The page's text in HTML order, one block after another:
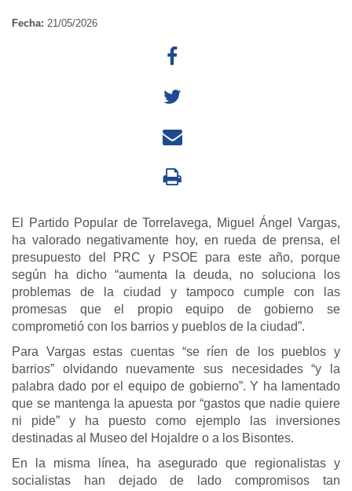
Fecha: 21/05/2026
El Partido Popular de Torrelavega, Miguel Ángel Vargas,
ha valorado negativamente hoy, en rueda de prensa, el
presupuesto del PRC y PSOE para este año, porque
según ha dicho “aumenta la deuda, no soluciona los
problemas de la ciudad y tampoco cumple con las
promesas que el propio equipo de gobierno se
comprometió con los barrios y pueblos de la ciudad”.
Para Vargas estas cuentas “se ríen de los pueblos y
barrios” olvidando nuevamente sus necesidades “y la
palabra dado por el equipo de gobierno”. Y ha lamentado
que se mantenga la apuesta por “gastos que nadie quiere
ni pide” y ha puesto como ejemplo las inversiones
destinadas al Museo del Hojaldre o a los Bisontes.
En la misma línea, ha asegurado que regionalistas y
socialistas han dejado de lado compromisos tan